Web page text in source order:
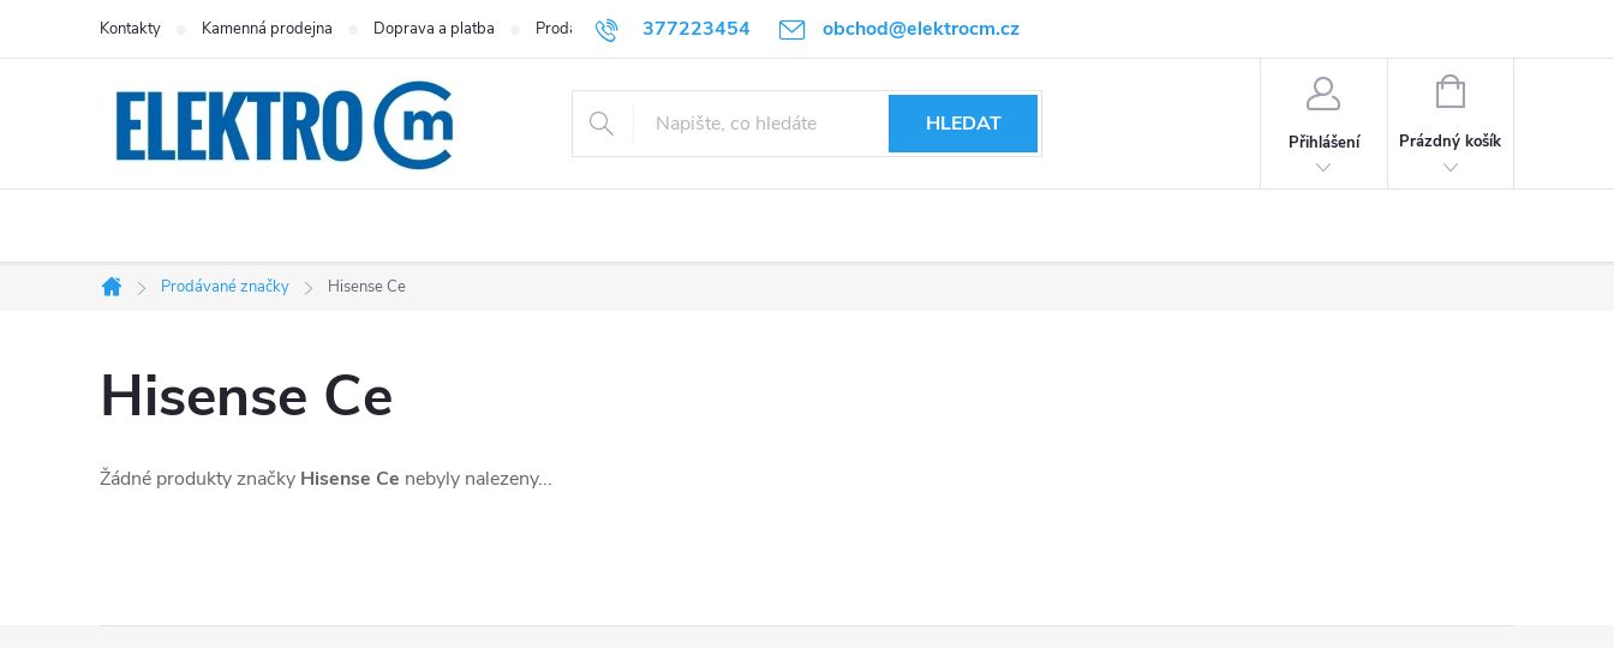
377223454 obchod@elektrocm.cz
Kontakty Kamenná prodejna Doprava a platba Prodávané značky
HLEDAT
Přihlášení
NÁKUPNÍ
Prázdný košík
Domů
Prodávané značky Hisense Ce
Hisense Ce
Žádné produkty značky Hisense Ce nebyly nalezeny...